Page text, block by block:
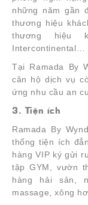
những năm gần
thương hiệu
thương hiệu
Intercontinental…
Tại Ramada By
căn hộ dịch vụ
ứng nhu cầu an
3. Tiện ích
Ramada By
thống tiện ích
hàng VIP ký gửi
tập GYM, vườn
hàng hải sản,
massage, xông